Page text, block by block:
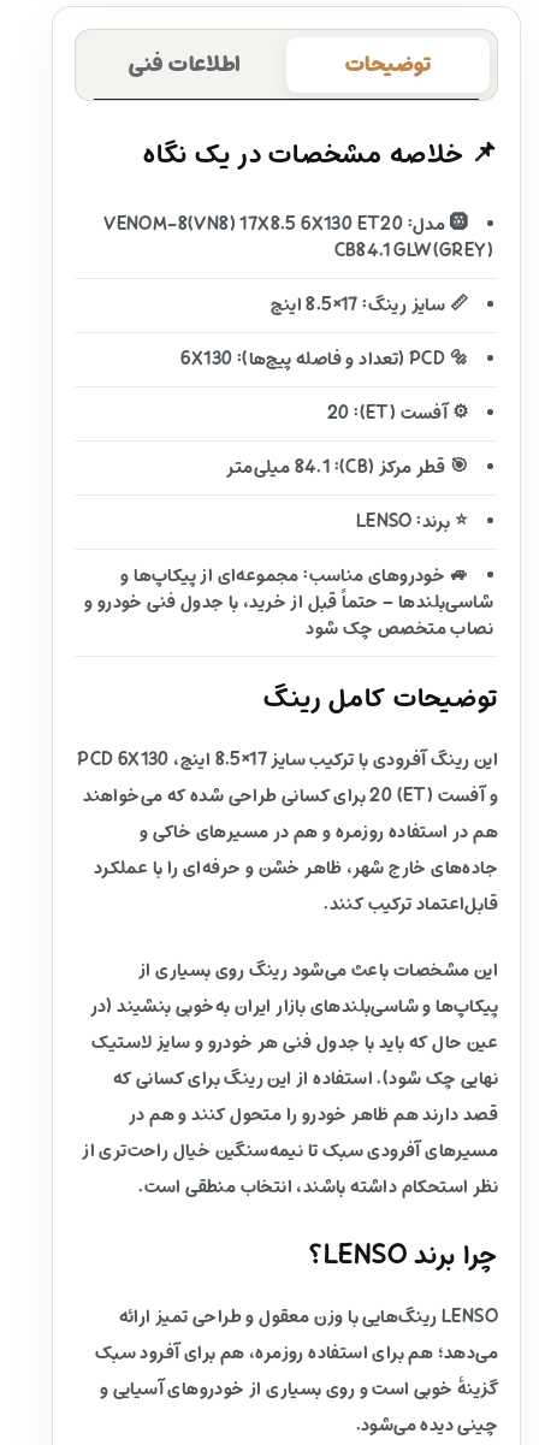
توضیحات اطلاعات فنی
📌 خلاصه مشخصات در یک نگاه
🛞 مدل: VENOM-8(VN8) 17X8.5 6X130 ET20
CB84.1 GLW(GREY)
📏 سایز رینگ: 17×8.5 اینچ
🔩 PCD (تعداد و فاصله پیچ‌ها): 6X130
⚙️ آفست (ET): 20
🎯 قطر مرکز (CB): 84.1 میلی‌متر
⭐ برند: LENSO
🚙 خودروهای مناسب: مجموعه‌ای از پیکاپ‌ها و
شاسی‌بلندها – حتماً قبل از خرید، با جدول فنی خودرو و
نصاب متخصص چک شود
توضیحات کامل رینگ
این رینگ آفرودی با ترکیب سایز 17×8.5 اینچ، PCD 6X130
و آفست (ET) 20 برای کسانی طراحی شده که می‌خواهند
هم در استفاده روزمره و هم در مسیرهای خاکی و
جاده‌های خارج شهر، ظاهر خشن و حرفه‌ای را با عملکرد
قابل‌اعتماد ترکیب کنند.
این مشخصات باعث می‌شود رینگ روی بسیاری از
پیکاپ‌ها و شاسی‌بلندهای بازار ایران به‌خوبی بنشیند (در
عین حال که باید با جدول فنی هر خودرو و سایز لاستیک
نهایی چک شود). استفاده از این رینگ برای کسانی که
قصد دارند هم ظاهر خودرو را متحول کنند و هم در
مسیرهای آفرودی سبک تا نیمه‌سنگین خیال راحت‌تری از
نظر استحکام داشته باشند، انتخاب منطقی است.
چرا برند LENSO؟
LENSO رینگ‌هایی با وزن معقول و طراحی تمیز ارائه
می‌دهد؛ هم برای استفاده روزمره، هم برای آفرود سبک
گزینهٔ خوبی است و روی بسیاری از خودروهای آسیایی و
چینی دیده می‌شود.